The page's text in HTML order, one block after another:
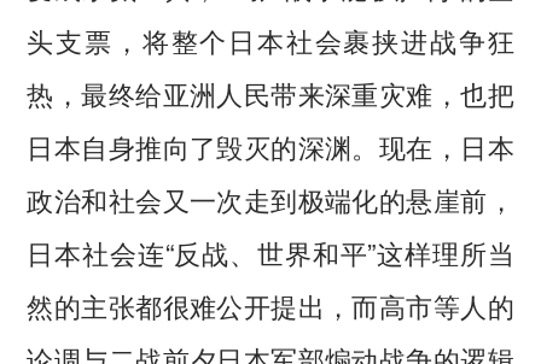
头支票，将整个日本社会裹挟进战争狂
热，最终给亚洲人民带来深重灾难，也把
日本自身推向了毁灭的深渊。现在，日本
政治和社会又一次走到极端化的悬崖前，
日本社会连“反战、世界和平”这样理所当
然的主张都很难公开提出，而高市等人的